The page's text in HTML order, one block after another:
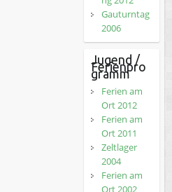
Gauturntag
2006
Jugend /
Ferienpro
gramm
Ferien am
Ort 2012
Ferien am
Ort 2011
Zeltlager
2004
Ferien am
Ort 2002